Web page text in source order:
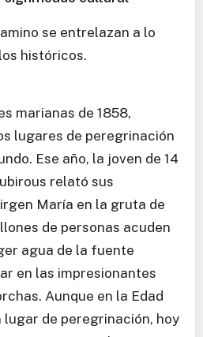
se entrelazan a lo
históricos.
marianas de 1858,
lugares de peregrinación
Ese año, la joven de 14
relató sus
María en la gruta de
de personas acuden
agua de la fuente
en las impresionantes
Aunque en la Edad
lugar de peregrinación, hoy